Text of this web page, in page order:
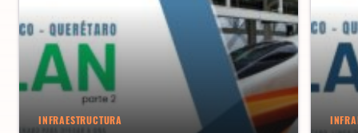
INFRAESTRUCTURA